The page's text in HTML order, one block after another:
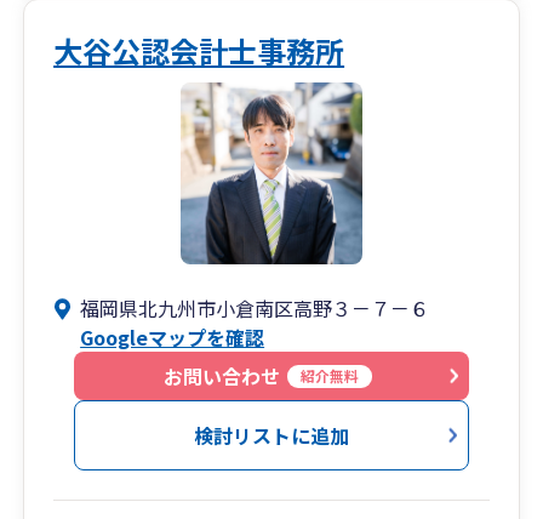
大谷公認会計士事務所
福岡県北九州市小倉南区高野３－７－６
Googleマップを確認
お問い合わせ
紹介無料
検討リストに追加